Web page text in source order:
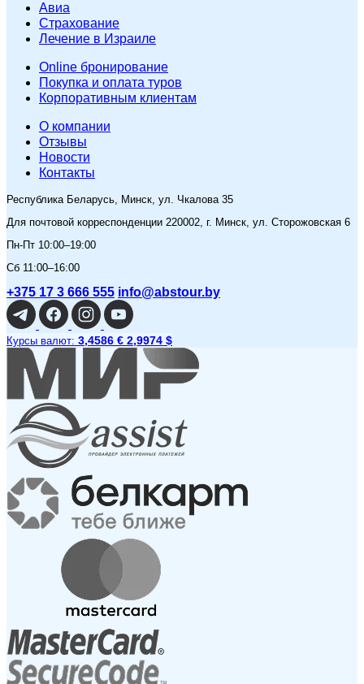
Авиа
Страхование
Лечение в Израиле
Online бронирование
Покупка и оплата туров
Корпоративным клиентам
O компании
Отзывы
Новости
Контакты
Республика Беларусь, Минск, ул. Чкалова 35
Для почтовой корреспонденции 220002, г. Минск, ул. Сторожовская 6
Пн-Пт 10:00–19:00
Сб 11:00–16:00
+375 17 3 666 555 info@abstour.by
Курсы валют: 3,4586 € 2,9974 $